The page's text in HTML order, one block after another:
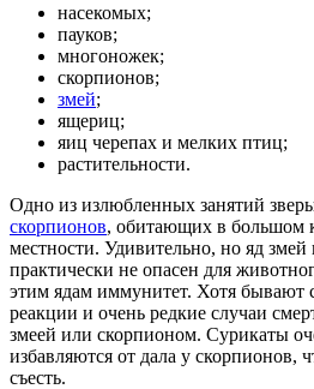
насекомых;
пауков;
многоножек;
скорпионов;
змей;
ящериц;
яиц черепах и мелких птиц;
растительности.
Одно из излюбленных занятий
скорпионов, обитающих в большом
местности. Удивительно, но яд змей
практически не опасен для
этим ядам иммунитет. Хотя бывают
реакции и очень редкие случаи
змеей или скорпионом. Сурикаты
избавляются от дала у скорпионов,
съесть.